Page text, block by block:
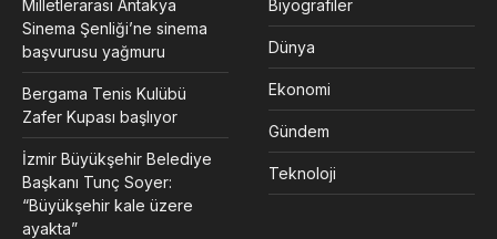
Milletlerarası Antakya
Sinema Şenliği’ne sinema
başvurusu yağmuru
Bergama Tenis Kulübü
Zafer Kupası başlıyor
İzmir Büyükşehir Belediye
Başkanı Tunç Soyer:
“Büyükşehir kale üzere
ayakta”
Biyografiler
Dünya
Ekonomi
Gündem
Teknoloji